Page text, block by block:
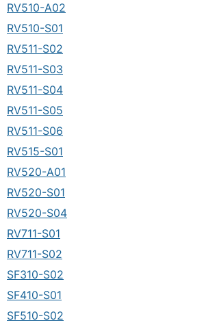
RV510-A02
RV510-S01
RV511-S02
RV511-S03
RV511-S04
RV511-S05
RV511-S06
RV515-S01
RV520-A01
RV520-S01
RV520-S04
RV711-S01
RV711-S02
SF310-S02
SF410-S01
SF510-S02